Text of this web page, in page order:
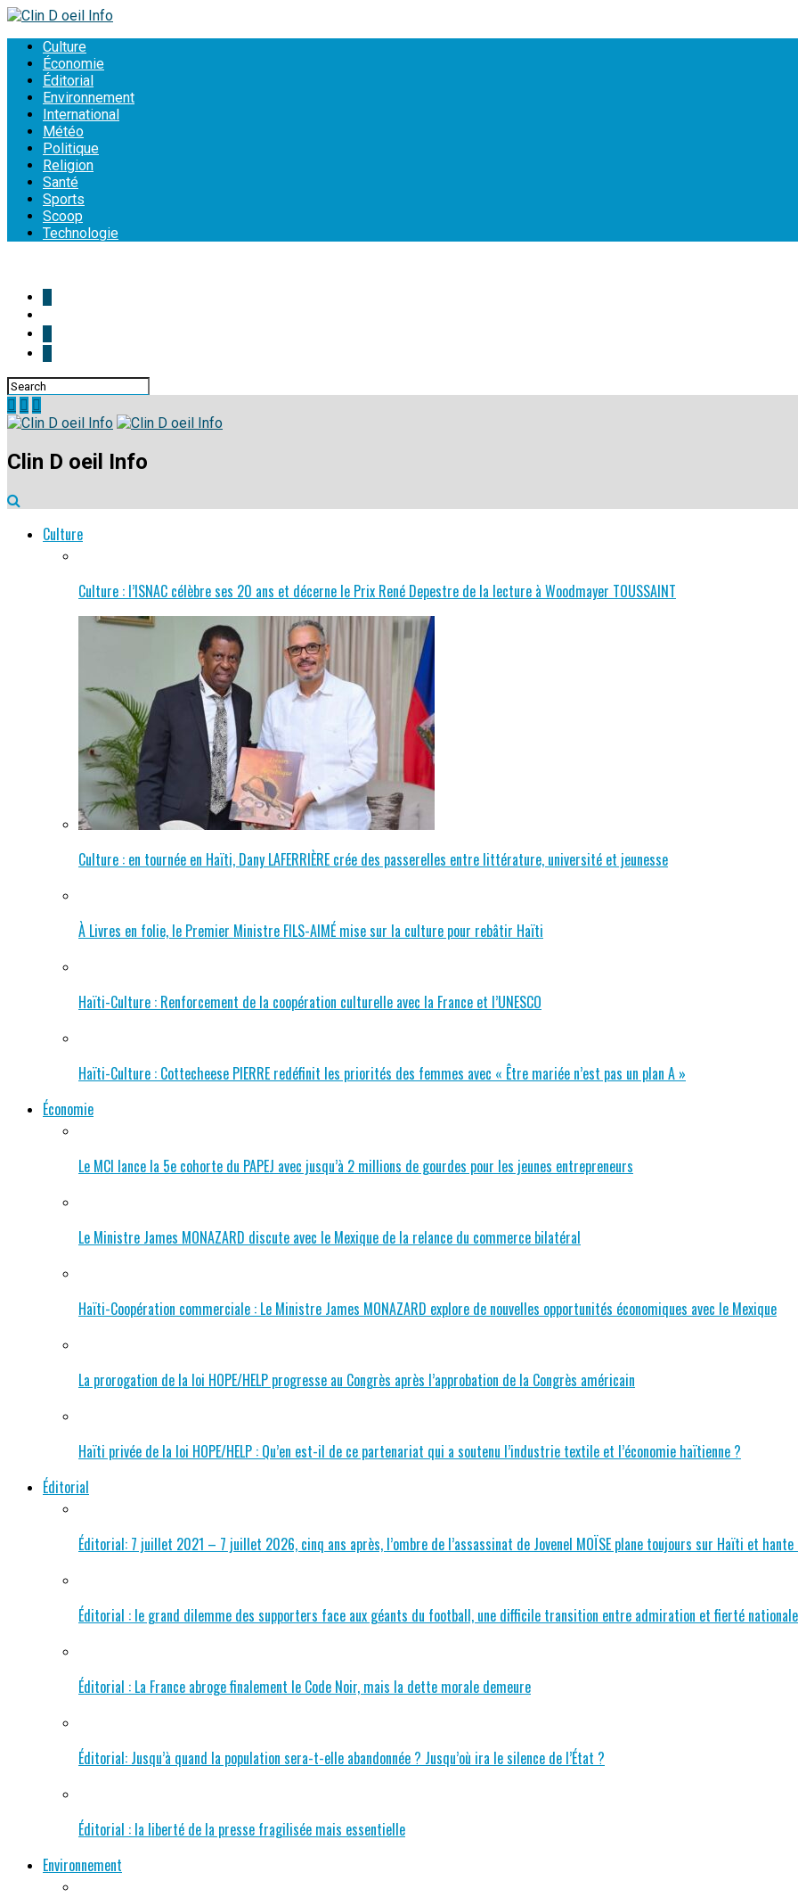
Culture
Économie
Éditorial
Environnement
International
Météo
Politique
Religion
Santé
Sports
Scoop
Technologie
Clin D oeil Info
Culture
Culture : l’ISNAC célèbre ses 20 ans et décerne le Prix René Depestre de la lecture à Woodmayer TOUSSAINT
Culture : en tournée en Haïti, Dany LAFERRIÈRE crée des passerelles entre littérature, université et jeunesse
À Livres en folie, le Premier Ministre FILS-AIMÉ mise sur la culture pour rebâtir Haïti
Haïti-Culture : Renforcement de la coopération culturelle avec la France et l’UNESCO
Haïti-Culture : Cottecheese PIERRE redéfinit les priorités des femmes avec « Être mariée n’est pas un plan A »
Économie
Le MCI lance la 5e cohorte du PAPEJ avec jusqu’à 2 millions de gourdes pour les jeunes entrepreneurs
Le Ministre James MONAZARD discute avec le Mexique de la relance du commerce bilatéral
Haïti-Coopération commerciale : Le Ministre James MONAZARD explore de nouvelles opportunités économiques avec le Mexique
La prorogation de la loi HOPE/HELP progresse au Congrès après l’approbation de la Congrès américain
Haïti privée de la loi HOPE/HELP : Qu’en est-il de ce partenariat qui a soutenu l’industrie textile et l’économie haïtienne ?
Éditorial
Éditorial: 7 juillet 2021 – 7 juillet 2026, cinq ans après, l’ombre de l’assassinat de Jovenel MOÏSE plane toujours sur Haïti et
Éditorial : le grand dilemme des supporters face aux géants du football, une difficile transition entre admiration et fierté nationale
Éditorial : La France abroge finalement le Code Noir, mais la dette morale demeure
Éditorial: Jusqu’à quand la population sera-t-elle abandonnée ? Jusqu’où ira le silence de l’État ?
Éditorial : la liberté de la presse fragilisée mais essentielle
Environnement